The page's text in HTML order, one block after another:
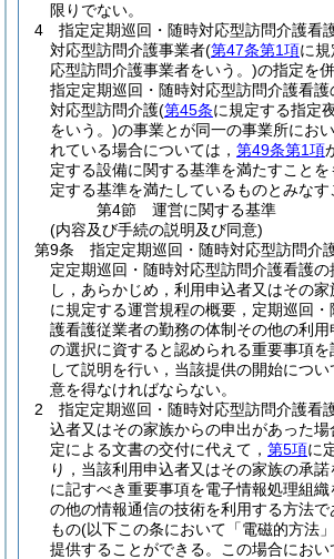
限りでない。
4
指定定期巡回・随時対応型訪問介護看
対応型訪問介護事業者(第47条第1項に
応型訪問介護事業者をいう。)の指定を
指定定期巡回・随時対応型訪問介護看護
対応型訪問介護(第45条に規定する指定
をいう。)の事業とが同一の事業所にお
れている場合については， 第49条第1項
定する設備に関する基準を満たすことを
定する基準を満たしているものとみなす
第4節
運営に関する基準
(内容及び手続の説明及び同意)
第9条
指定定期巡回・随時対応型訪問介
定定期巡回・随時対応型訪問介護看護
し，あらかじめ，利用申込者又はその家
に規定する運営規程の概要，定期巡回
護看護従業者の勤務の体制その他の利用
の選択に資すると認められる重要事項
して説明を行い，当該提供の開始につ
意を得なければならない。
2
指定定期巡回・随時対応型訪問介護看
込者又はその家族からの申出があった場
定による文書の交付に代えて， 第5項に
り，当該利用申込者又はその家族の承
に記すべき重要事項を電子情報処理組
の他の情報通信の技術を利用する方法
もの(以下この条において「電磁的方法
提供することができる。
この場合にお